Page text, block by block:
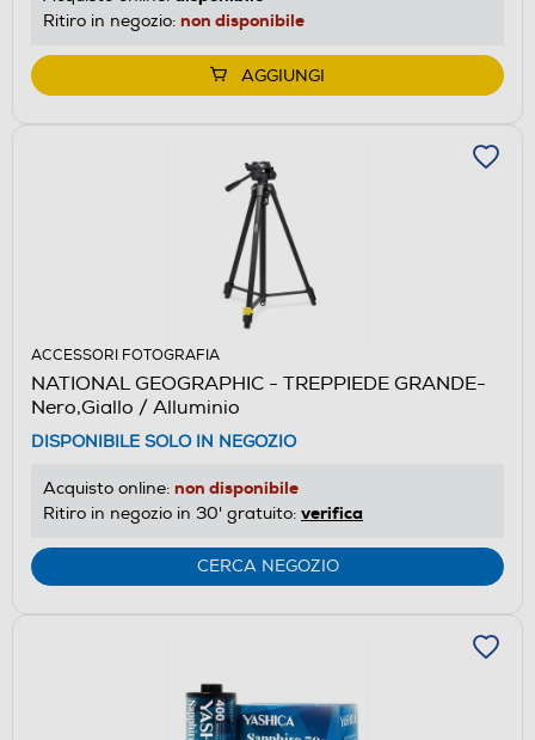
Ritiro in negozio: non disponibile
AGGIUNGI
ACCESSORI FOTOGRAFIA
NATIONAL GEOGRAPHIC - TREPPIEDE GRANDE-
Nero,Giallo / Alluminio
DISPONIBILE SOLO IN NEGOZIO
Acquisto online: non disponibile
Ritiro in negozio in 30' gratuito: verifica
CERCA NEGOZIO